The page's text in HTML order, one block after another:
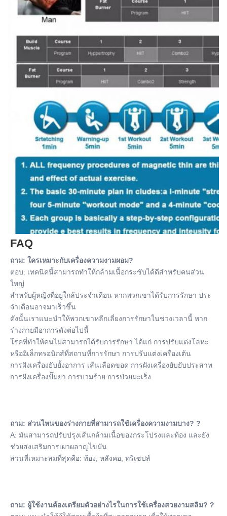
FAQ
ถาม: ใครเหมาะกับเครื่องความงามผอม?
ตอบ: เทคนิคนี้สามารถทําให้กล้ามเนื้อกระชับได้ดีสําหรับคนส่วน
ใหญ่
สําหรับผู้หญิงที่อยู่ใกล้ประจําเดือน หากพวกเขาได้รับการรักษา ประ
จําเดือนอาจมาเร็วขึ้น
ดังนั้นเราแนะนําให้พวกเขาหลีกเลี่ยงการรักษาในช่วงเวลานี้ หาก
ร่างกายมีอาการดังต่อไปนี้
โรคที่ทําให้คนไม่สามารถได้รับการรักษา ได้แก่ การปรับแต่งโลหะ
หรืออิเล็กทรอนิกส์ที่สถานที่การรักษา การปรับแต่งเครื่องเต้น
การฝังเครื่องยับยั้งอาการ เส้นเลือดขอด การฝังเครื่องยับยับประสาท
การฝังเครื่องปั๊มยา การบวมร้าย การป่วยมะเร็ง
ถาม: ส่วนไหนของร่างกายที่สามารถใช้เครื่องความงามบาง? ?
A: มันสามารถปรับปรุงเส้นกล้ามเนื้อของกระโปรงและท้อง และยัง
ช่วยส่งเสริมการเผาผลาญไขมัน
ส่วนที่เหมาะสมที่สุดคือ: ท้อง, หลังคอ, ทริเซปส์
ถาม: ผู้ใช้งานต้องเตรียมตัวอย่างไรในการใช้เครื่องสวยงามสลิม? ?